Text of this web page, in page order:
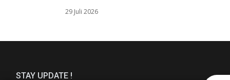
29 Juli 2026
STAY UPDATE !